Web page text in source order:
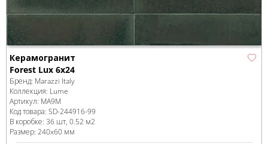
Керамогранит
Forest Lux 6x24
Бренд: Marazzi Italy
Коллекция: Lume
Артикул: MA9M
Код товара: SD-244916-99
В коробке: 36 шт, 0.52 м2
Размер: 240x60 мм